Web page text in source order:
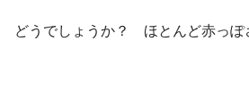
どうでしょうか？ ほとんど赤っぽ